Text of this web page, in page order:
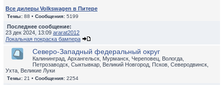
Все дилеры Volkswagen в Питере
Темы: 88 • Сообщения: 5199
Последнее сообщение:
23 дек 2024, 13:09 ararat2012
Локальная покраска бампера
Северо-Западный федеральный округ
Калининград, Архангельск, Мурманск, Череповец, Вологда,
Петрозаводск, Сыктывкар, Великий Новгород, Псков, Северодвинск,
Ухта, Великие Луки
Темы: 21 • Сообщения: 2254